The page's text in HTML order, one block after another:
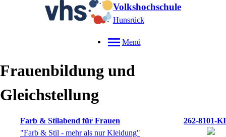
Volkshochschule
Hunsrück
Menü
Frauenbildung und
Gleichstellung
Farb & Stilabend für Frauen
262-8101-KI
"Farb & Stil - mehr als nur Kleidung"